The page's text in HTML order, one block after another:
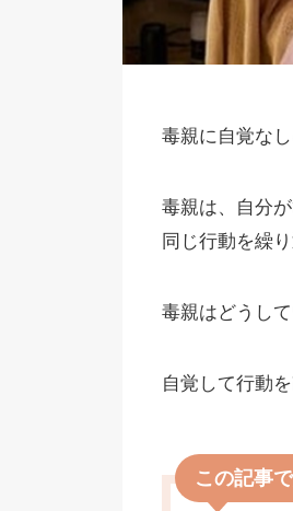
毒親に自覚な
毒親は、自分
同じ行動を繰
毒親はどうし
自覚して行動
この記事